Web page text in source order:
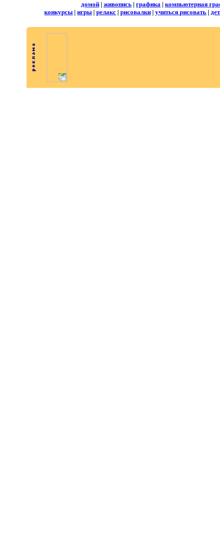
домой | живопись | графика | компьютерная
конкурсы |игры |релакс |рисовалки |учиться рисовать |